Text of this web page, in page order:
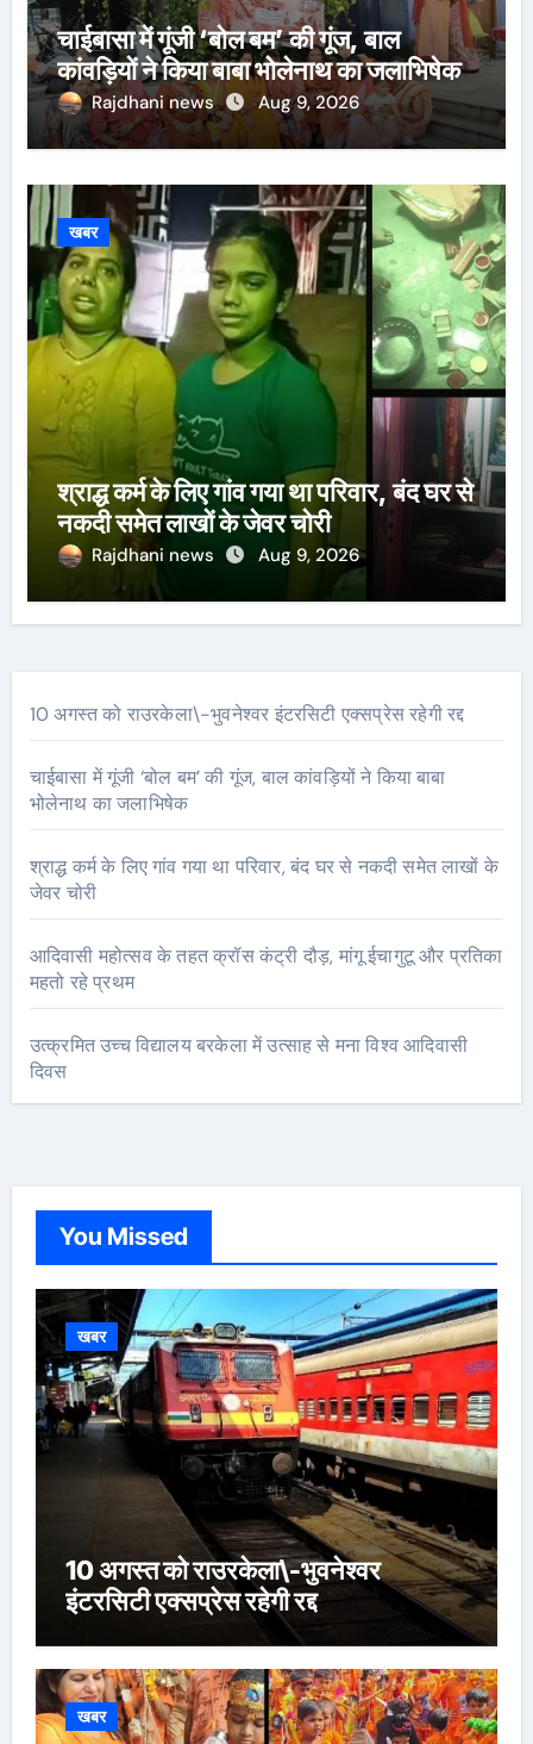
चाईबासा में गूंजी ‘बोल बम’ की गूंज, बाल
कांवड़ियों ने किया बाबा भोलेनाथ का जलाभिषेक
Rajdhani news Aug 9, 2026
खबर
श्राद्ध कर्म के लिए गांव गया था परिवार, बंद घर से
नकदी समेत लाखों के जेवर चोरी
Rajdhani news Aug 9, 2026
10 अगस्त को राउरकेला\-भुवनेश्वर इंटरसिटी एक्सप्रेस रहेगी रद्द
चाईबासा में गूंजी ‘बोल बम’ की गूंज, बाल कांवड़ियों ने किया बाबा
भोलेनाथ का जलाभिषेक
श्राद्ध कर्म के लिए गांव गया था परिवार, बंद घर से नकदी समेत लाखों के
जेवर चोरी
आदिवासी महोत्सव के तहत क्रॉस कंट्री दौड़, मांगू ईचागुटू और प्रतिका
महतो रहे प्रथम
उत्क्रमित उच्च विद्यालय बरकेला में उत्साह से मना विश्व आदिवासी
दिवस
You Missed
खबर
10 अगस्त को राउरकेला\-भुवनेश्वर
इंटरसिटी एक्सप्रेस रहेगी रद्द
खबर